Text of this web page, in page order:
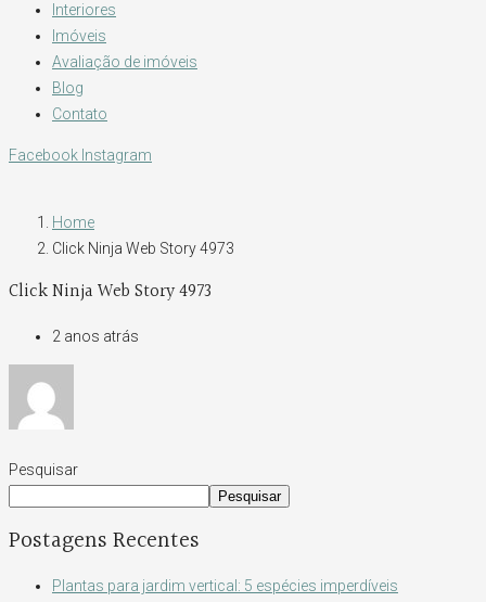
Interiores
Imóveis
Avaliação de imóveis
Blog
Contato
Facebook Instagram
Home
Click Ninja Web Story 4973
Click Ninja Web Story 4973
2 anos atrás
Pesquisar
Pesquisar
Postagens Recentes
Plantas para jardim vertical: 5 espécies imperdíveis